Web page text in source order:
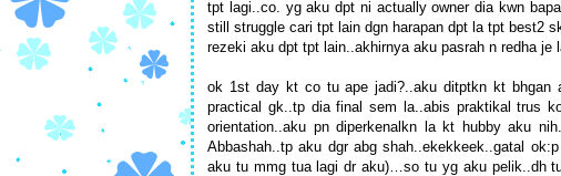
tpt lagi..co. yg aku dpt ni actually owner dia kwn
still struggle cari tpt lain dgn harapan dpt la tpt best2
rezeki aku dpt tpt lain..akhirnya aku pasrah n redha je
ok 1st day kt co tu ape jadi?..aku ditptkn kt
practical gk..tp dia final sem la..abis praktikal trus
orientation..aku pn diperkenalkn la kt hubby aku
Abbashah..tp aku dgr abg shah..ekekkeek..gatal
aku tu mmg tua lagi dr aku)…so tu yg aku pelik..dh